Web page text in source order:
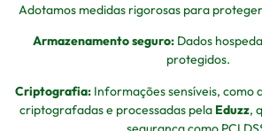
Adotamos medidas rigorosas para proteger
Armazenamento seguro: Dados
protegidos.
Criptografia: Informações sensíveis, como
criptografadas e processadas pela Eduzz,